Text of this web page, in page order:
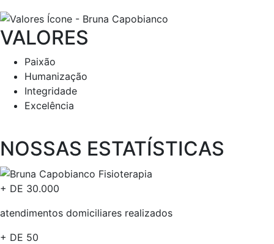
VALORES
Paixão
Humanização
Integridade
Excelência
NOSSAS ESTATÍSTICAS​
+ DE 30.000
atendimentos domiciliares realizados
+ DE 50